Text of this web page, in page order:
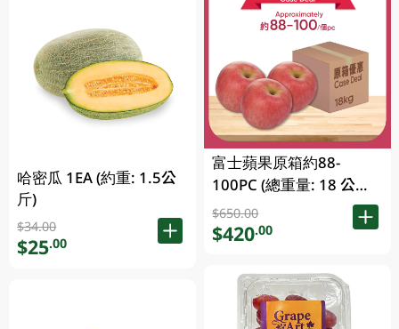
哈密瓜 1EA (約重: 1.5公
斤)
$34.00
$25.00
富士蘋果原箱約88-
100PC (總重量: 18 公斤)
1CS
$650.00
$420.00